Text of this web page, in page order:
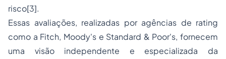
risco[3].
Essas avaliações, realizadas por agências de rating
como a Fitch, Moody's e Standard & Poor's, fornecem
uma visão independente e especializada da